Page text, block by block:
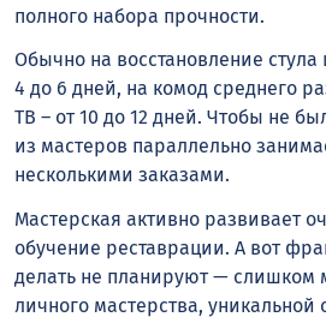
полного набора прочности.
Обычно на восстановление стула
4 до 6 дней, на комод среднего
ТВ – от 10 до 12 дней. Чтобы не
из мастеров параллельно
несколькими заказами.
Мастерская активно развивает
обучение реставрации. А вот
делать не планируют — слишком
личного мастерства,